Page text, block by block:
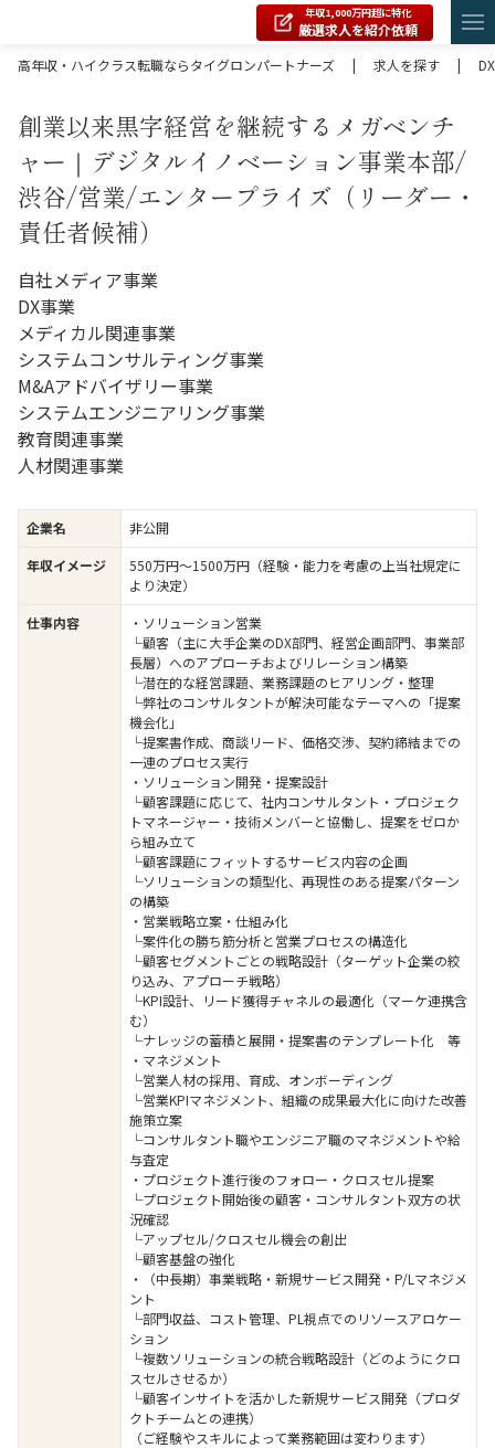
年収1,000万円超に特化
厳選求人を紹介依頼
高年収・ハイクラス転職ならタイグロンパートナーズ
| 求人を探す |
創業以来黒字経営を継続するメガベンチ
ャー｜デジタルイノベーション事業本部/
渋谷/営業/エンタープライズ（リーダー・
責任者候補）
自社メディア事業
DX事業
メディカル関連事業
システムコンサルティング事業
M&Aアドバイザリー事業
システムエンジニアリング事業
教育関連事業
人材関連事業
企業名
非公開
年収イメージ
550万円〜1500万円（経験・能力を考慮の上当社規定に
より決定）
仕事内容
・ソリューション営業
└顧客（主に大手企業のDX部門、経営企画部門、事業部
長層）へのアプローチおよびリレーション構築
└潜在的な経営課題、業務課題のヒアリング・整理
└弊社のコンサルタントが解決可能なテーマへの「提案
機会化」
└提案書作成、商談リード、価格交渉、契約締結までの
一連のプロセス実行
・ソリューション開発・提案設計
└顧客課題に応じて、社内コンサルタント・プロジェク
トマネージャー・技術メンバーと協働し、提案をゼロか
ら組み立て
└顧客課題にフィットするサービス内容の企画
└ソリューションの類型化、再現性のある提案パターン
の構築
・営業戦略立案・仕組み化
└案件化の勝ち筋分析と営業プロセスの構造化
└顧客セグメントごとの戦略設計（ターゲット企業の絞
り込み、アプローチ戦略）
└KPI設計、リード獲得チャネルの最適化（マーケ連携含
む）
└ナレッジの蓄積と展開・提案書のテンプレート化 等
・マネジメント
└営業人材の採用、育成、オンボーディング
└営業KPIマネジメント、組織の成果最大化に向けた改善
施策立案
└コンサルタント職やエンジニア職のマネジメントや給
与査定
・プロジェクト進行後のフォロー・クロスセル提案
└プロジェクト開始後の顧客・コンサルタント双方の状
況確認
└アップセル/クロスセル機会の創出
└顧客基盤の強化
・（中長期）事業戦略・新規サービス開発・P/Lマネジメ
ント
└部門収益、コスト管理、PL視点でのリソースアロケー
ション
└複数ソリューションの統合戦略設計（どのようにクロ
スセルさせるか）
└顧客インサイトを活かした新規サービス開発（プロダ
クトチームとの連携）
（ご経験やスキルによって業務範囲は変わります）